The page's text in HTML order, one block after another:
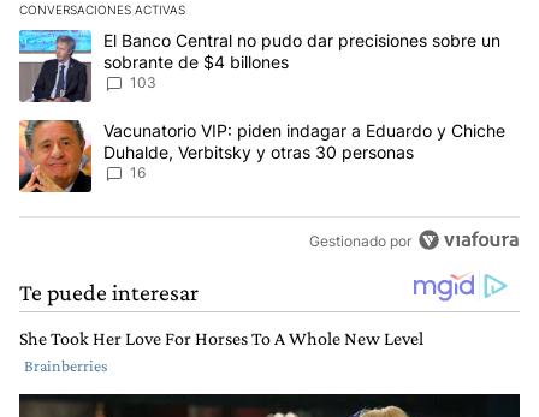
CONVERSACIONES ACTIVAS
Este listado muestra los artículos con más comentarios en los
Un artículo de tendencia con el título "El Banco Central no pudo
El Banco Central no pudo dar precisiones sobre un
sobrante de $4 billones
103
Un artículo de tendencia con el título "Vacunatorio VIP: piden
Vacunatorio VIP: piden indagar a Eduardo y Chiche
Duhalde, Verbitsky y otras 30 personas
16
Gestionado por